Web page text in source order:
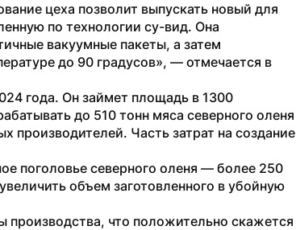
цеха позволит выпускать новый для
по технологии су-вид. Она
вакуумные пакеты, а затем
года. Он займет площадь в 1300
до 510 тонн мяса северного оленя
производителей. Часть затрат на создание
поголовье северного оленя — более 250
объем заготовленного в убойную
что положительно скажется